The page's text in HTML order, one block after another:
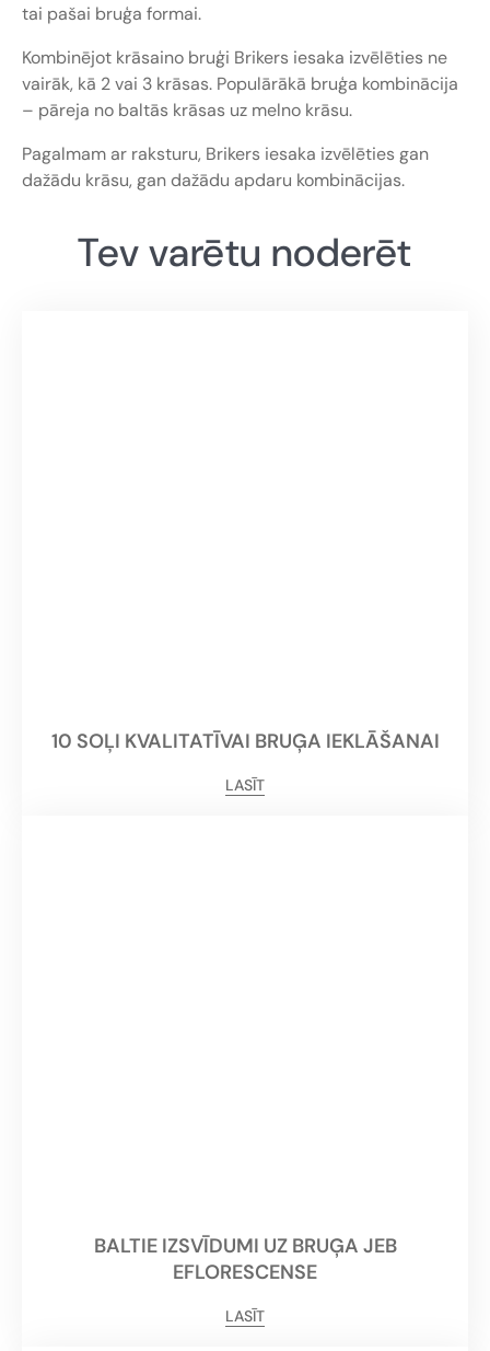
tai pašai bruģa formai.
Kombinējot krāsaino bruģi Brikers iesaka izvēlēties ne
vairāk, kā 2 vai 3 krāsas. Populārākā bruģa kombinācija
– pāreja no baltās krāsas uz melno krāsu.
Pagalmam ar raksturu, Brikers iesaka izvēlēties gan
dažādu krāsu, gan dažādu apdaru kombinācijas.
Tev varētu noderēt
10 SOĻI KVALITATĪVAI BRUĢA IEKLĀŠANAI
LASĪT
BALTIE IZSVĪDUMI UZ BRUĢA JEB
EFLORESCENSE
LASĪT